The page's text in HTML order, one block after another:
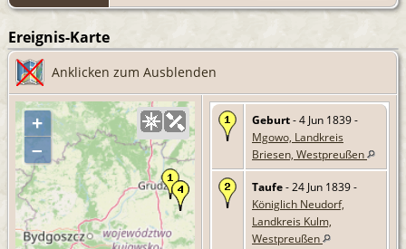
Ereignis-Karte
Anklicken zum Ausblenden
+
–
Geburt- 4 Jun 1839 -
Mgowo, Landkreis
Briesen, Westpreußen
Taufe- 24 Jun 1839 -
Königlich Neudorf,
Landkreis Kulm,
Westpreußen